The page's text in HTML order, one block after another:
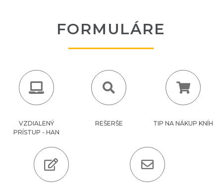
FORMULÁRE
VZDIALENÝ
PRÍSTUP - HAN
REŠERŠE TIP NA NÁKUP KNÍH